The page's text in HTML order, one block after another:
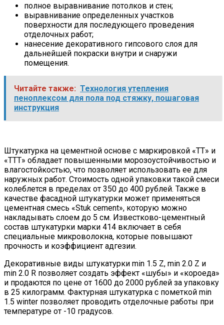
полное выравнивание потолков и стен;
выравнивание определенных участков
поверхности для последующего проведения
отделочных работ;
нанесение декоративного гипсового слоя для
дальнейшей покраски внутри и снаружи
помещения.
Читайте также: Технология утепления
пеноплексом для пола под стяжку, пошаговая
инструкция
Штукатурка на цементной основе с маркировкой «ТТ» и
«ТТТ» обладает повышенными морозоустойчивостью и
влагостойкостью, что позволяет использовать ее для
наружных работ. Стоимость одной упаковки такой смеси
колеблется в пределах от 350 до 400 рублей. Также в
качестве фасадной штукатурки может применяться
цементная смесь «Stuk cement», которую можно
накладывать слоем до 5 см. Известково-цементный
состав штукатурки марки 414 включает в себя
специальные микроволокна, которые повышают
прочность и коэффициент адгезии.
Декоративные виды штукатурки min 1.5 Z, min 2.0 Z и
min 2.0 R позволяет создать эффект «шубы» и «короеда»
и продаются по цене от 1600 до 2000 рублей за упаковку
в 25 килограмм. Фактурная штукатурка с пометкой min
1.5 winter позволяет проводить отделочные работы при
температуре от -10 градусов.